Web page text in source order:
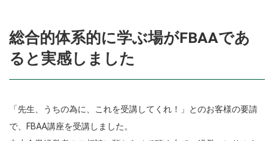
総合的体系的に学ぶ場がFBAAであ
ると実感しました
「先生、うちの為に、これを受講してくれ！」とのお客様の要請
で、FBAA講座を受講しました。